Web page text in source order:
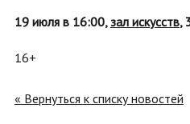
19 июля в 16:00, зал искусств,
16+
« Вернуться к списку новостей